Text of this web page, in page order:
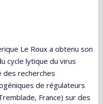
Le Roux a obtenu son
cycle lytique du virus
des recherches
de régulateurs
France) sur des